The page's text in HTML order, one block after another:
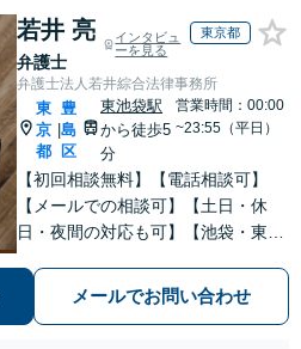
若井 亮
弁護士
インタビュ
ーを見る
東京都
弁護士法人若井綜合法律事務所
東
京
都
豊
島
区
東池袋駅
から徒歩5
分
営業時間：00:00
~23:55（平日）
【初回相談無料】【電話相談可】
【メールでの相談可】【土日・休
日・夜間の対応も可】【池袋・東池
トラブル・刑事事件を中心に「個
人」の方からのご相談・ご依頼を幅
メールでお問い合わせ